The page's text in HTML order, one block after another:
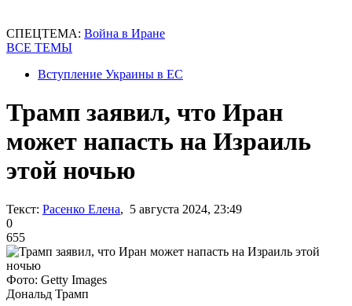
СПЕЦТЕМА: Война в Иране
ВСЕ ТЕМЫ
Вступление Украины в ЕС
Трамп заявил, что Иран
может напасть на Израиль
этой ночью
Текст: Расенко Елена, 5 августа 2024, 23:49
0
655
Фото: Getty Images
Дональд Трамп